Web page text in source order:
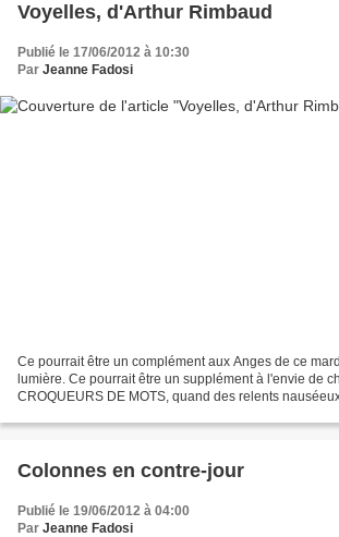
Voyelles, d'Arthur Rimbaud
Publié le 17/06/2012 à 10:30
Par Jeanne Fadosi
Ce pourrait être un complément aux Anges de ce
lumière. Ce pourrait être un supplément à l'envie de
CROQUEURS DE MOTS, quand des relents
Colonnes en contre-jour
Publié le 19/06/2012 à 04:00
Par Jeanne Fadosi